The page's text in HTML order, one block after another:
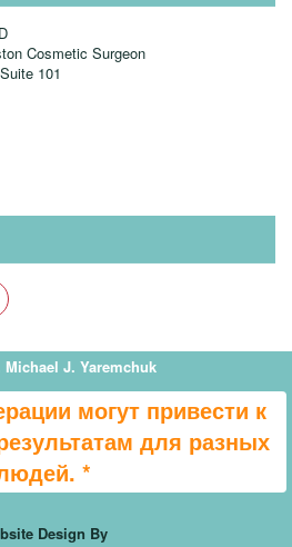
Cosmetic Surgeon
101
Michael J. Yaremchuk
могут привести к
для разных
*
Design By